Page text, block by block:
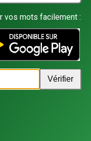
vos mots facilement :